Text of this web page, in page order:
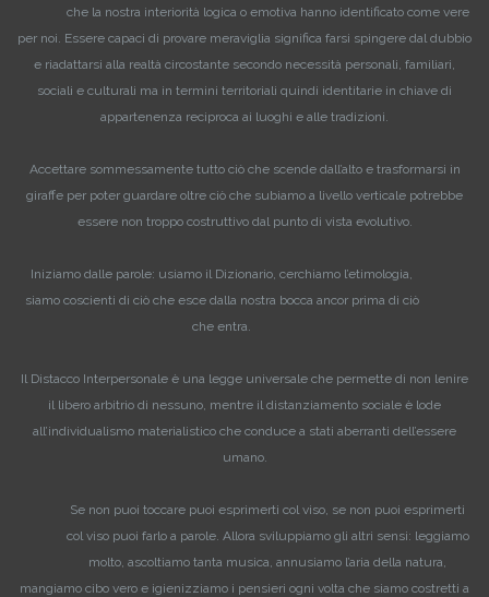
che la nostra interiorità logica o emotiva hanno identificato come vere
per noi. Essere capaci di provare meraviglia significa farsi spingere dal dubbio
e riadattarsi alla realtà circostante secondo necessità personali, familiari,
sociali e culturali ma in termini territoriali quindi identitarie in chiave di
appartenenza reciproca ai luoghi e alle tradizioni.
Accettare sommessamente tutto ciò che scende dall’alto e trasformarsi in
giraffe per poter guardare oltre ciò che subiamo a livello verticale potrebbe
essere non troppo costruttivo dal punto di vista evolutivo.
Iniziamo dalle parole: usiamo il Dizionario, cerchiamo l’etimologia,
siamo coscienti di ciò che esce dalla nostra bocca ancor prima di ciò
che entra.
Il Distacco Interpersonale è una legge universale che permette di non lenire
il libero arbitrio di nessuno, mentre il distanziamento sociale è lode
all’individualismo materialistico che conduce a stati aberranti dell’essere
umano.
Se non puoi toccare puoi esprimerti col viso, se non puoi esprimerti
col viso puoi farlo a parole. Allora sviluppiamo gli altri sensi: leggiamo
molto, ascoltiamo tanta musica, annusiamo l’aria della natura,
mangiamo cibo vero e igienizziamo i pensieri ogni volta che siamo costretti a